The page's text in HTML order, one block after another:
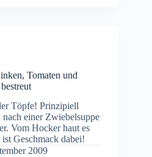
Tomaten und
Töpfe! Prinzipiell
nach einer Zwiebelsuppe
Vom Hocker haut es
Geschmack dabei!
2009